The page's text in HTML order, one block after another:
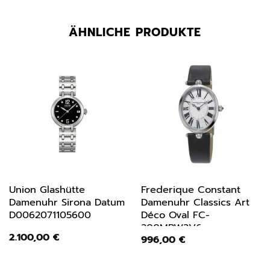
ÄHNLICHE PRODUKTE
Union Glashütte
Damenuhr Sirona Datum
D0062071105600
2.100,00 €
Frederique Constant
Damenuhr Classics Art
Déco Oval FC-
200MPW2V6
996,00 €